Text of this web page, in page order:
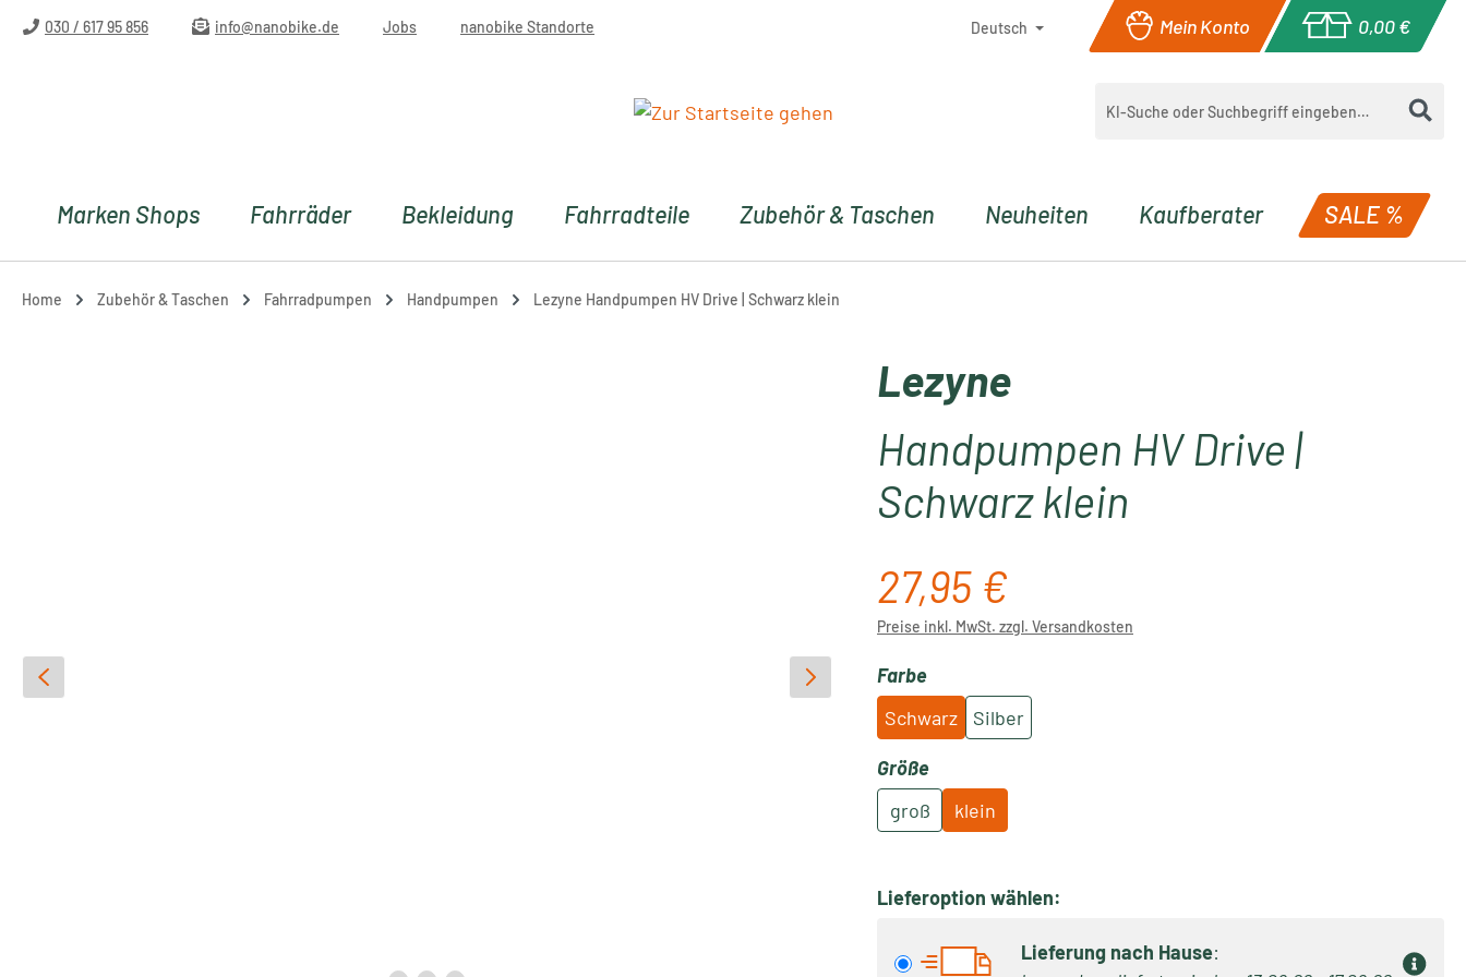
Hauptinhalt springen
Zur Suche springen
Zur Hauptnavigation springen
030 / 617 95 856 info@nanobike.de Jobs nanobike Standorte Deutsch Mein Konto 0,00 €
Warenkorb
Marken Shops Fahrräder Bekleidung Fahrradteile Zubehör & Taschen Neuheiten Kaufberater SALE %
Home Zubehör & Taschen Fahrradpumpen Handpumpen Lezyne Handpumpen HV Drive | Schwarz klein
Lezyne
Handpumpen HV Drive |
Schwarz klein
Regulärer Preis:
27,95 €
Preise inkl. MwSt. zzgl. Versandkosten
Farbeauswählen
Schwarz
Silber
Größeauswählen
groß
klein
Lieferoption wählen:
Lieferung nach Hause: